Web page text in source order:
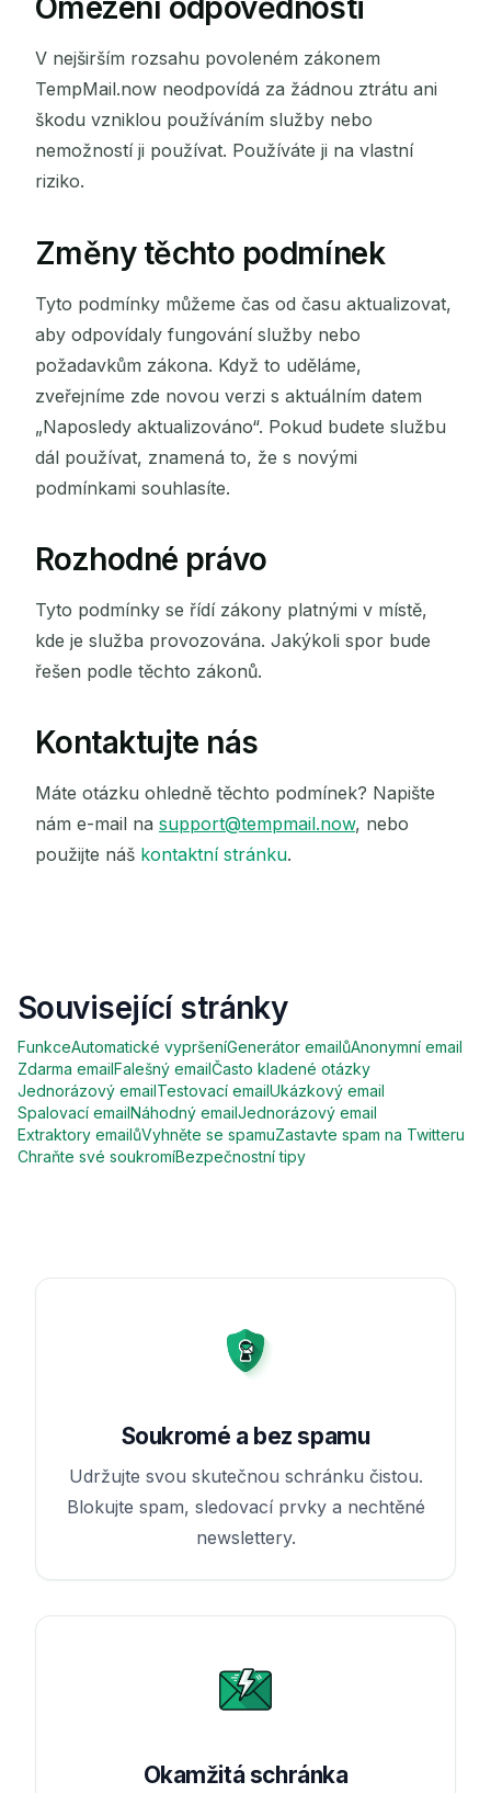
Omezení odpovědnosti
V nejširším rozsahu povoleném zákonem
TempMail.now neodpovídá za žádnou ztrátu ani
škodu vzniklou používáním služby nebo
nemožností ji používat. Používáte ji na vlastní
riziko.
Změny těchto podmínek
Tyto podmínky můžeme čas od času aktualizovat,
aby odpovídaly fungování služby nebo
požadavkům zákona. Když to uděláme,
zveřejníme zde novou verzi s aktuálním datem
„Naposledy aktualizováno“. Pokud budete službu
dál používat, znamená to, že s novými
podmínkami souhlasíte.
Rozhodné právo
Tyto podmínky se řídí zákony platnými v místě,
kde je služba provozována. Jakýkoli spor bude
řešen podle těchto zákonů.
Kontaktujte nás
Máte otázku ohledně těchto podmínek? Napište
nám e-mail na support@tempmail.now, nebo
použijte náš kontaktní stránku.
Související stránky
FunkceAutomatické vypršeníGenerátor emailůAnonymní email
Zdarma emailFalešný emailČasto kladené otázky
Jednorázový emailTestovací emailUkázkový email
Spalovací emailNáhodný emailJednorázový email
Extraktory emailůVyhněte se spamuZastavte spam na Twitteru
Chraňte své soukromíBezpečnostní tipy
Soukromé a bez spamu
Udržujte svou skutečnou schránku čistou.
Blokujte spam, sledovací prvky a nechtěné
newslettery.
Okamžitá schránka